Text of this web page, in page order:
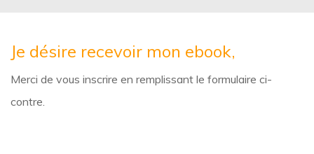
Je désire recevoir mon ebook,
Merci de vous inscrire en remplissant le formulaire ci-
contre.